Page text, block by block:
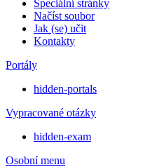
Speciální stránky
Načíst soubor
Jak (se) učit
Kontakty
Portály
hidden-portals
Vypracované otázky
hidden-exam
Osobní menu